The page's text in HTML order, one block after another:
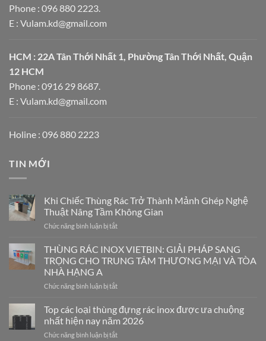
Phone : 096 880 2223.
E : Vulam.kd@gmail.com
HCM : 22A Tân Thới Nhất 1, Phường Tân Thới Nhất, Quận
12 HCM
Phone : 0916 29 8687.
E : Vulam.kd@gmail.com
Holine : 096 880 2223
TIN MỚI
Khi Chiếc Thùng Rác Trở Thành Mảnh Ghép Nghệ
Thuật Nâng Tầm Không Gian
Chức năng bình luận bị tắtở
Chiếc
Thùng
Rác
Thành
Ghép
Nghệ
Thuật
Nâng
THÙNG RÁC INOX VIETBIN: GIẢI PHÁP SANG
TRỌNG CHO TRUNG TÂM THƯƠNG MẠI VÀ TÒA
NHÀ HẠNG A
Chức năng bình luận bị tắtở
RÁC
INOX
VIETBIN:
GIẢI
Top các loại thùng đựng rác inox được ưa chuộng
nhất hiện nay năm 2026
Chức năng bình luận bị tắtở